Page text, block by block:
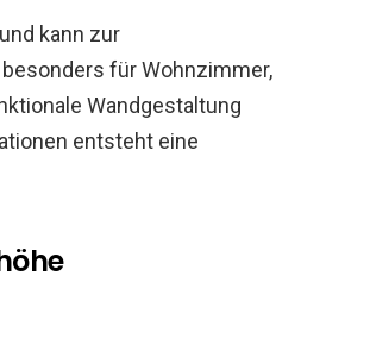
kann zur
für Wohnzimmer,
Wandgestaltung
entsteht eine